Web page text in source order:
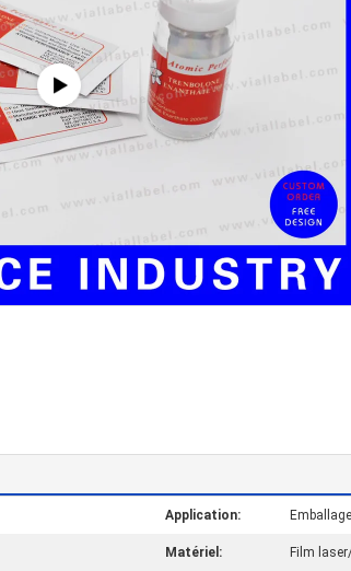
Application:
Matériel: Film